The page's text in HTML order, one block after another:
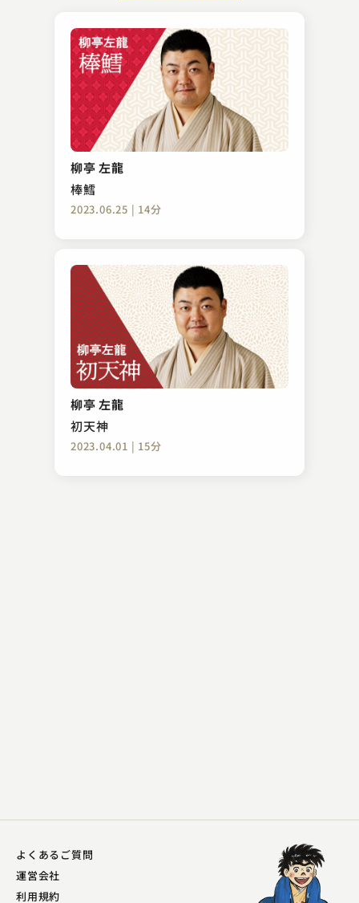
柳亭 左龍
棒鱈
2023.06.25 | 14分
柳亭 左龍
初天神
2023.04.01 | 15分
古今亭 菊之丞
紙入れ
2023.04.10 | 12分
古今亭 志ん陽
たらちね
2023.06.25 | 14分
よくあるご質問
運営会社
利用規約